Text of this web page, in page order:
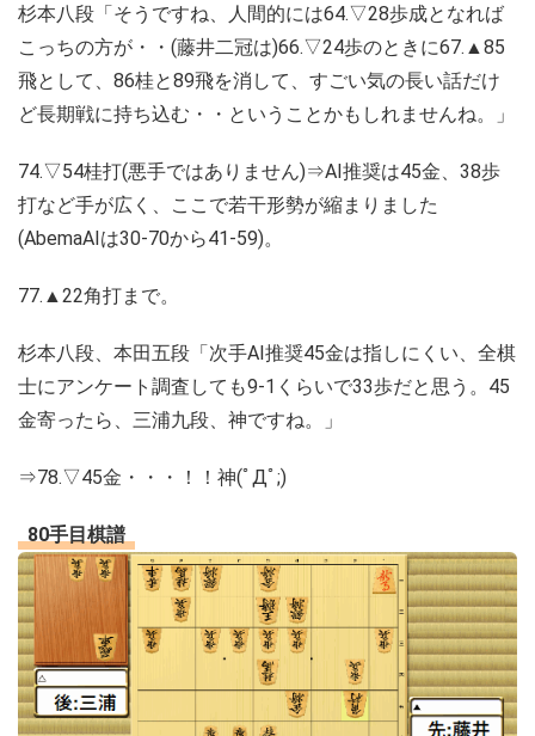
杉本八段「そうですね、人間的には64.▽28歩成となれば
こっちの方が・・(藤井二冠は)66.▽24歩のときに67.▲85
飛として、86桂と89飛を消して、すごい気の長い話だけ
ど長期戦に持ち込む・・ということかもしれませんね。」
74.▽54桂打(悪手ではありません)⇒AI推奨は45金、38歩
打など手が広く、ここで若干形勢が縮まりました
(AbemaAIは30-70から41-59)。
77.▲22角打まで。
杉本八段、本田五段「次手AI推奨45金は指しにくい、全棋
士にアンケート調査しても9-1くらいで33歩だと思う。45
金寄ったら、三浦九段、神ですね。」
⇒78.▽45金・・・！！神(ﾟДﾟ;)
80手目棋譜